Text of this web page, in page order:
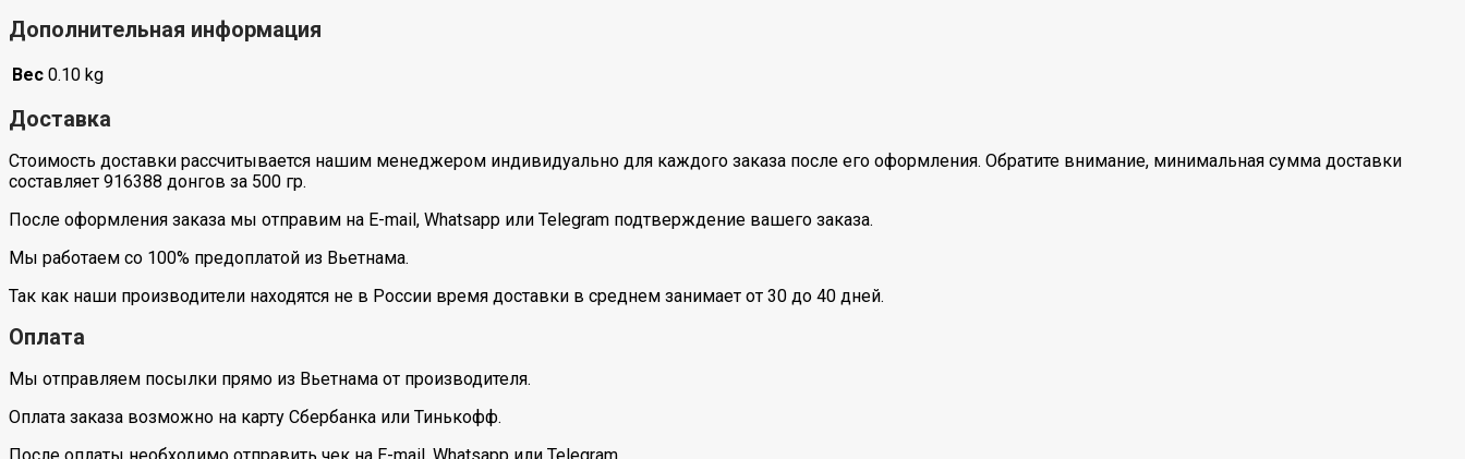
Дополнительная информация
Вес 0.10 kg
Доставка
Стоимость доставки рассчитывается нашим менеджером индивидуально для каждого заказа после его оформления. Обратите внимание, минимальная сумма доставки
составляет 916388 донгов за 500 гр.
После оформления заказа мы отправим на E-mail, Whatsapp или Telegram подтверждение вашего заказа.
Мы работаем со 100% предоплатой из Вьетнама.
Так как наши производители находятся не в России время доставки в среднем занимает от 30 до 40 дней.
Оплата
Мы отправляем посылки прямо из Вьетнама от производителя.
Оплата заказа возможно на карту Сбербанка или Тинькофф.